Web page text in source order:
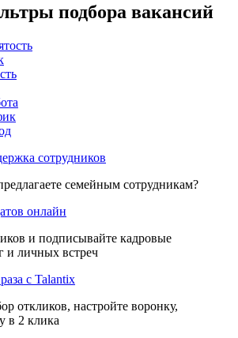
подбора вакансий
сотрудников
семейным сотрудникам?
онлайн
и подписывайте кадровые
и личных встреч
с Talantix
откликов, настройте воронку,
в 2 клика